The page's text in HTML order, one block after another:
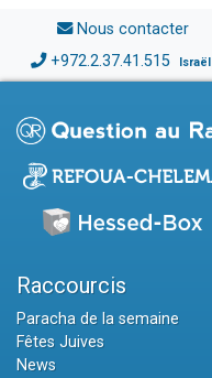
Nous contacter
+972.2.37.41.515 Israël
Raccourcis
Paracha de la semaine
Fêtes Juives
News